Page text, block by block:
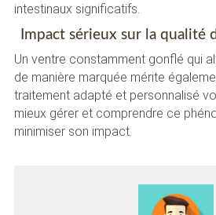
intestinaux significatifs.
Impact sérieux sur la qualité
Un ventre constamment gonflé qui
de manière marquée mérite
traitement adapté et personnalisé
mieux gérer et comprendre ce
minimiser son impact.